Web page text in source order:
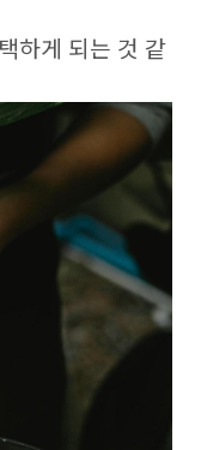
하게 되는 것 같